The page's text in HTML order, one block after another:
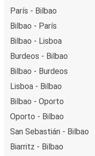
París - Bilbao
Bilbao - París
Bilbao - Lisboa
Burdeos - Bilbao
Bilbao - Burdeos
Lisboa - Bilbao
Bilbao - Oporto
Oporto - Bilbao
San Sebastián - Bilbao
Biarritz - Bilbao